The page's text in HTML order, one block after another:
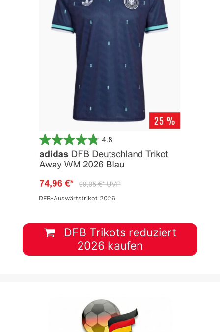
DFB-Auswärtstrikot 2026
DFB Trikots reduziert
2026 kaufen